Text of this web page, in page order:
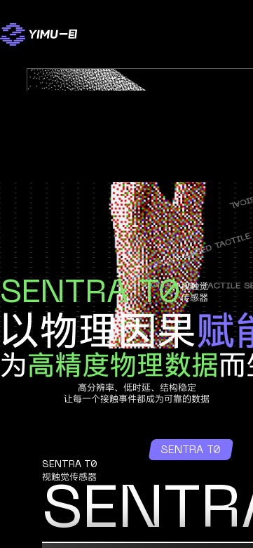
触觉
感知
Sentra
T0
SENTRA T0视触觉
传感器
以物理因果赋
SENTRA T0
为高精度物理数据而
高分辨率、低时延、结构稳定
让每一个接触事件都成为可靠的数据
SENTRA T0
视触觉传感器